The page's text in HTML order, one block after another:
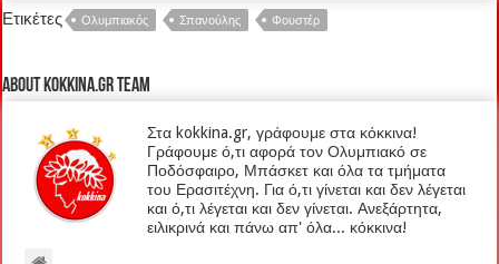
Ετικέτες Ολυμπιακός Σπανούλης Φουστέρ
About kokkina.gr TEAM
Στα kokkina.gr, γράφουμε στα κόκκινα!
Γράφουμε ό,τι αφορά τον Ολυμπιακό σε
Ποδόσφαιρο, Μπάσκετ και όλα τα τμήματα
του Ερασιτέχνη. Για ό,τι γίνεται και δεν λέγεται
και ό,τι λέγεται και δεν γίνεται. Ανεξάρτητα,
ειλικρινά και πάνω απ' όλα... κόκκινα!